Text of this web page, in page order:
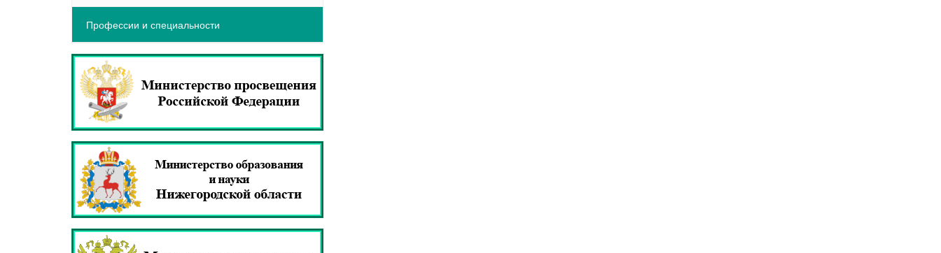
Профессии и специальности